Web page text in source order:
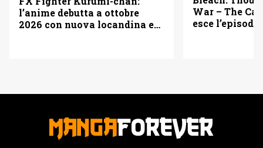
l’anime debutta a ottobre
2026 con nuova locandina e
War – The
esce